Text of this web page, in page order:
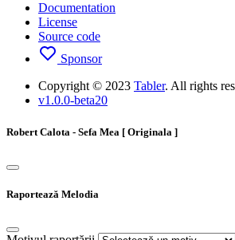
Documentation
License
Source code
Sponsor
Copyright © 2023 Tabler. All rights
v1.0.0-beta20
Robert Calota - Sefa Mea [ Originala ]
Raportează Melodia